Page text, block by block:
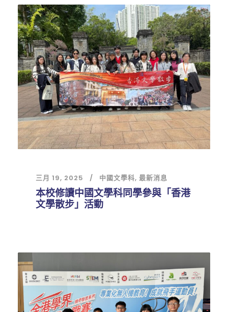
三月 19, 2025 中國文學科, 最新消息
本校修讀中國文學科同學參與「香港
文學散步」活動